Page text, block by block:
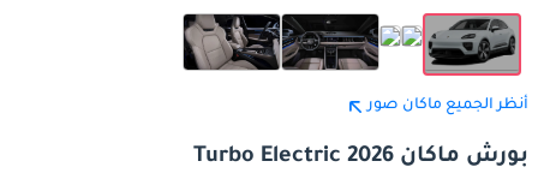
أنظر الجميع ماكان صور
بورش ماكان Turbo Electric 2026